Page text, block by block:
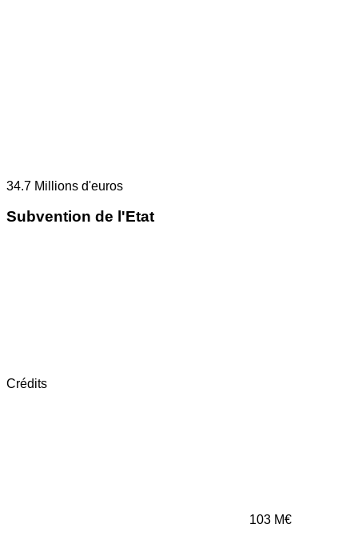
34.7 Millions d'euros
Subvention de l'Etat
Crédits
103 M€